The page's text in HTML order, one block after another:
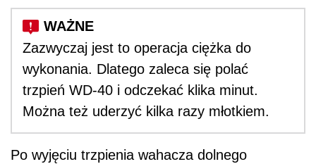
Zazwyczaj jest to operacja ciężka do
wykonania. Dlatego zaleca się polać
trzpień WD-40 i odczekać klika minut.
Można też uderzyć kilka razy młotkiem.
Po wyjęciu trzpienia wahacza dolnego